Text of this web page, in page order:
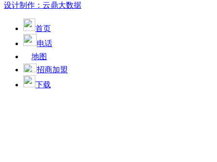
设计制作：云鼎大数据
首页
电话
地图
招商加盟
下载